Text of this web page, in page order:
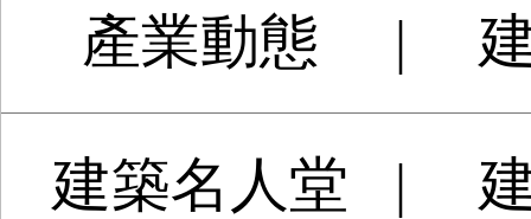
產業動態 |
建築名人堂 |